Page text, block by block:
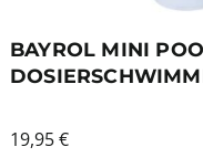
BAYROL MINI
19,95€